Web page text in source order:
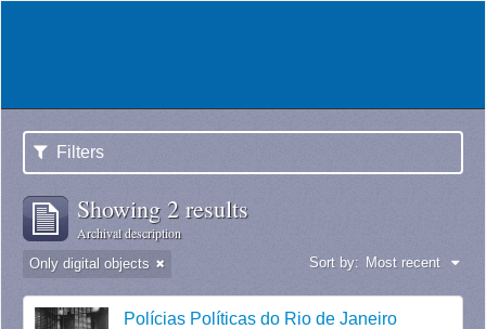
Filters
Showing 2 results
Archival description
Only digital objects Sort by: Most recent
Polícias Políticas do Rio de Janeiro